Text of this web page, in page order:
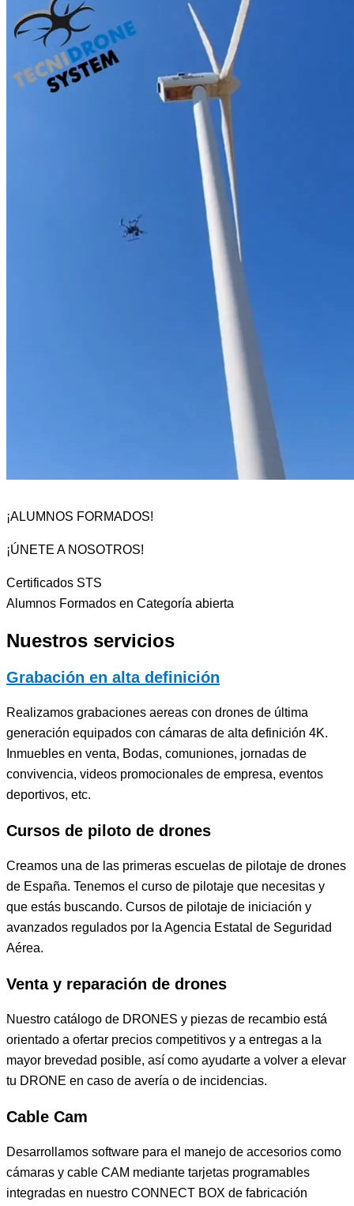
¡ALUMNOS FORMADOS!
¡ÚNETE A NOSOTROS!
Certificados STS
Alumnos Formados en Categoría abierta
Nuestros servicios
Grabación en alta definición
Realizamos grabaciones aereas con drones de última
generación equipados con cámaras de alta definición 4K.
Inmuebles en venta, Bodas, comuniones, jornadas de
convivencia, videos promocionales de empresa, eventos
deportivos, etc.
Cursos de piloto de drones
Creamos una de las primeras escuelas de pilotaje de drones
de España. Tenemos el curso de pilotaje que necesitas y
que estás buscando. Cursos de pilotaje de iniciación y
avanzados regulados por la Agencia Estatal de Seguridad
Aérea.
Venta y reparación de drones
Nuestro catálogo de DRONES y piezas de recambio está
orientado a ofertar precios competitivos y a entregas a la
mayor brevedad posible, así como ayudarte a volver a elevar
tu DRONE en caso de avería o de incidencias.
Cable Cam
Desarrollamos software para el manejo de accesorios como
cámaras y cable CAM mediante tarjetas programables
integradas en nuestro CONNECT BOX de fabricación